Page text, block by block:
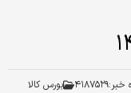
خبر:۴۱۸۷۵۲۹ بورس کالا